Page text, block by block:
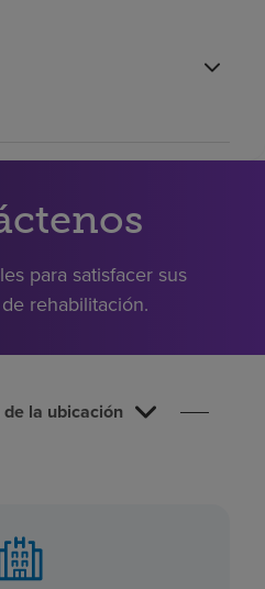
para satisfacer sus
rehabilitación.
la ubicación